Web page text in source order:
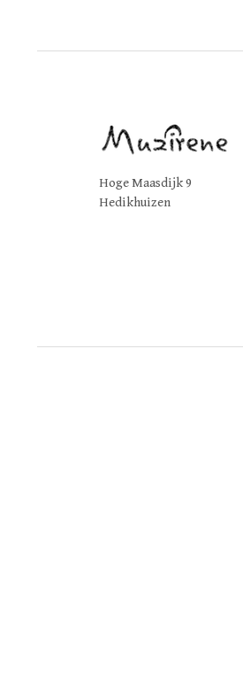
Hoge Maasdijk 9
Hedikhuizen